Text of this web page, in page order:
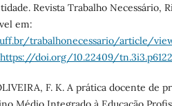
Revista Trabalho Necessário,
em:
trabalhonecessario/article/
https://doi.org/10.22409/tn.3i3.p6122
F. K. A prática docente de